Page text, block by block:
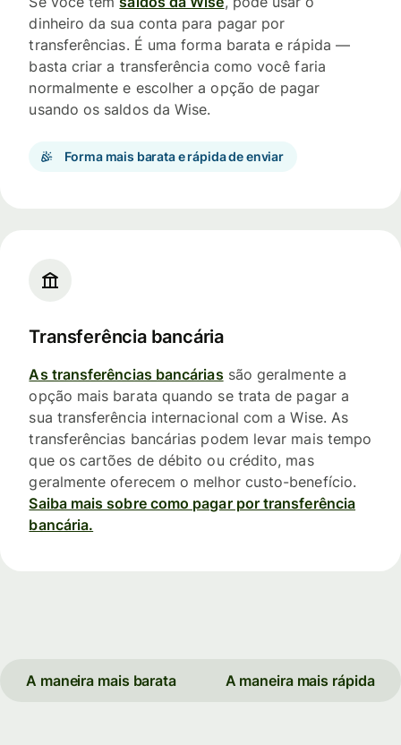
dinheiro da sua conta para pagar por
transferências. É uma forma barata e rápida —
basta criar a transferência como você faria
normalmente e escolher a opção de pagar
usando os saldos da Wise.
Forma mais barata e rápida de enviar
Transferência bancária
As transferências bancáriassão geralmente a
opção mais barata quando se trata de pagar a
sua transferência internacional com a Wise. As
transferências bancárias podem levar mais tempo
que os cartões de débito ou crédito, mas
geralmente oferecem o melhor custo-benefício.
Saiba mais sobre como pagar por transferência
bancária.
A maneira mais barata A maneira mais rápida